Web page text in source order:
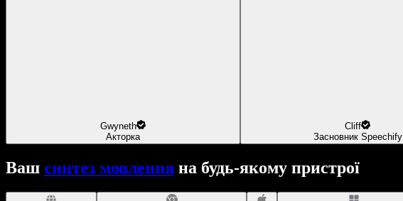
Gwyneth
Акторка
Cliff
Засновник Speechify
Ваш синтез мовлення на будь-якому пристрої